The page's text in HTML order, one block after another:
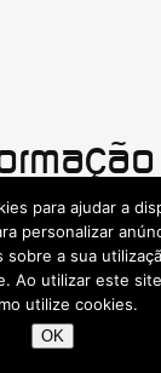
Contactos
para ajudar a
personalizar
a sua
Ao utilizar este
utilize cookies.
OK